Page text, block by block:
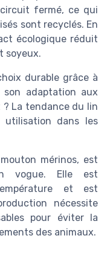
fermé, ce qui
sont recyclés. En
écologique réduit
soyeux.
durable grâce à
adaptation aux
? La tendance du lin
dans les
mérinos, est
vogue. Elle est
et est
nécessite
pour éviter la
des animaux.